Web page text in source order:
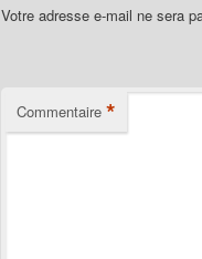
Votre adresse e-mail ne sera
Commentaire *